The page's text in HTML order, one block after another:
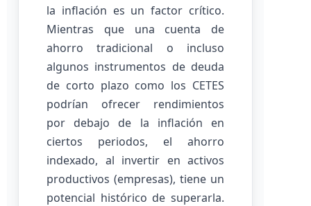
la inflación es un factor crítico.
Mientras que una cuenta de
ahorro tradicional o incluso
algunos instrumentos de deuda
de corto plazo como los CETES
podrían ofrecer rendimientos
por debajo de la inflación en
ciertos periodos, el ahorro
indexado, al invertir en activos
productivos (empresas), tiene un
potencial histórico de superarla.